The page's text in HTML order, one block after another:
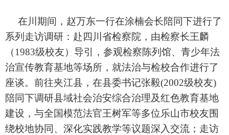
在川期间，赵万东一行在涂楠会长陪同下进行了
系列走访调研：赴四川省检察院，由检察长王麟
（1983级校友）导引，参观检察陈列馆、青少年法
治宣传教育基地等场所，就法治与检校合作进行了
座谈。前往夹江县，在县委书记张毅(2002级校友)
陪同下调研县域社会治安综合治理及红色教育基地
建设，与全国模范法官王树军等多位乐山市校友围
绕校地协同、深化实践教学等议题深入交流；走访